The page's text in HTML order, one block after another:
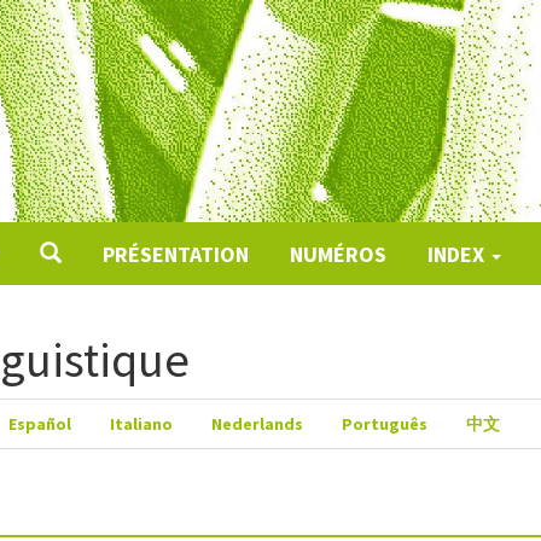
PRÉSENTATION NUMÉROS INDEX
Español Italiano Nederlands Português 中文